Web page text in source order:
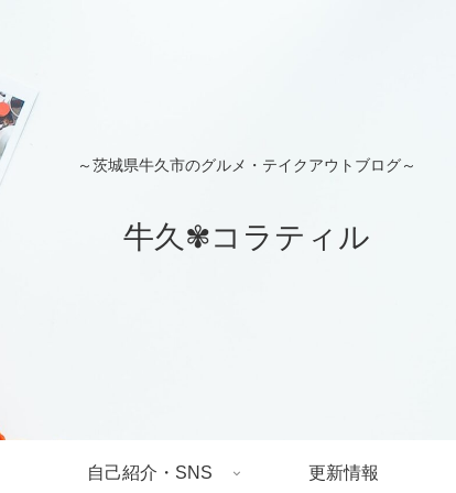
～茨城県牛久市のグルメ・テイクアウトブログ～
牛久✾コラティル
自己紹介・SNS 更新情報